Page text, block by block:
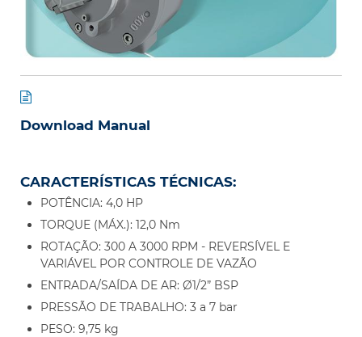
Download Manual
CARACTERÍSTICAS TÉCNICAS:
POTÊNCIA: 4,0 HP
TORQUE (MÁX.): 12,0 Nm
ROTAÇÃO: 300 A 3000 RPM - REVERSÍVEL E
VARIÁVEL POR CONTROLE DE VAZÃO
ENTRADA/SAÍDA DE AR: Ø1/2” BSP
PRESSÃO DE TRABALHO: 3 a 7 bar
PESO: 9,75 kg